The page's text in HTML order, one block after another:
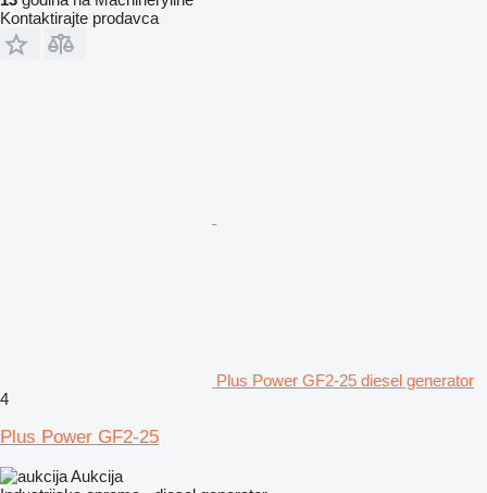
Kontaktirajte prodavca
Plus Power GF2-25 diesel generator
4
Plus Power GF2-25
Aukcija